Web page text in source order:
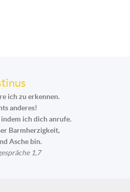
ich zu erkennen.
anderes!
ich dich anrufe.
Barmherzigkeit,
Asche bin.
1,7